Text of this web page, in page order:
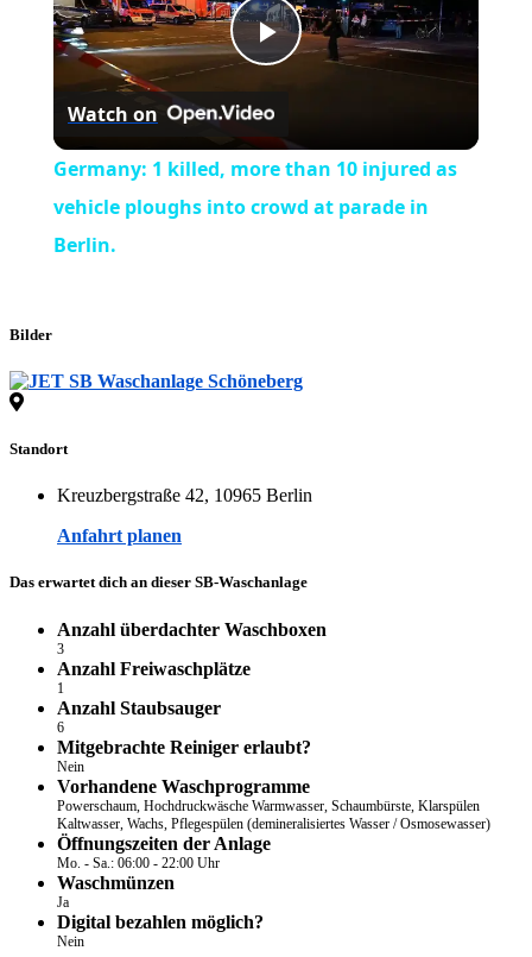
Play
Video
Watch on
Germany: 1 killed, more than 10 injured as
vehicle ploughs into crowd at parade in
Berlin.
Bilder
Standort
Kreuzbergstraße 42, 10965 Berlin
Anfahrt planen
Das erwartet dich an dieser SB-Waschanlage
Anzahl überdachter Waschboxen
3
Anzahl Freiwaschplätze
1
Anzahl Staubsauger
6
Mitgebrachte Reiniger erlaubt?
Nein
Vorhandene Waschprogramme
Powerschaum, Hochdruckwäsche Warmwasser, Schaumbürste, Klarspülen
Kaltwasser, Wachs, Pflegespülen (demineralisiertes Wasser / Osmosewasser)
Öffnungszeiten der Anlage
Mo. - Sa.: 06:00 - 22:00 Uhr
Waschmünzen
Ja
Digital bezahlen möglich?
Nein